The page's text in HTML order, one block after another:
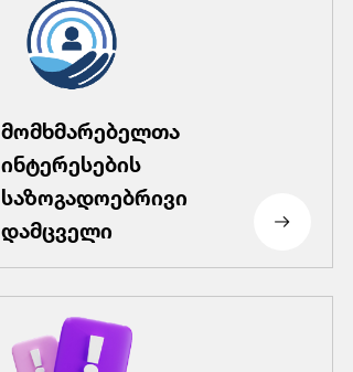
მომხმარებელთა
ინტერესების
საზოგადოებრივი
დამცველი